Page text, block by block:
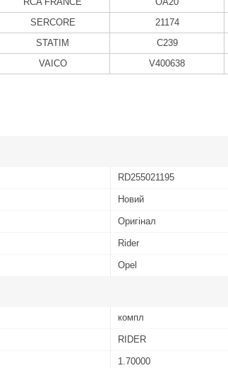
SERCORE 21174
STATIM C239
VAICO V400638
RD255021195
Новий
Оригінал
Rider
Opel
компл
RIDER
1.70000